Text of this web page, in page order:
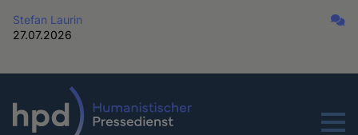
Stefan Laurin
27.07.2026
Menu